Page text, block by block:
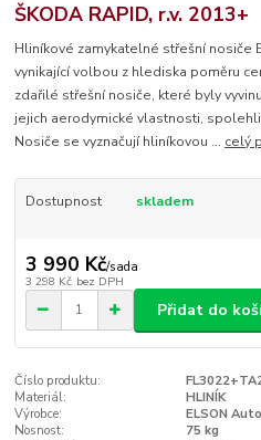
ŠKODA RAPID, r.v. 2013+
Hliníkové zamykatelné střešní nosiče
vynikající volbou z hlediska poměru
zdařilé střešní nosiče, které byly
jejich aerodymické vlastnosti,
Nosiče se vyznačují hliníkovou ... celý
Dostupnost skladem
3 990 Kč/sada
3 298 Kč bez DPH
Přidat do
Číslo produktu:
Materiál:
HLINÍK
Výrobce:
ELSON
Nosnost:
75 kg